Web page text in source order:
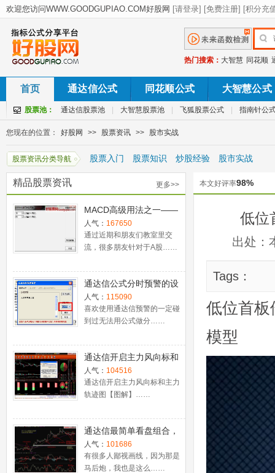
热门搜索： 大智慧 同花顺
首页 通达信公式 同花顺公式 大智慧公式
股票池： 通达信股票池 大智慧股票池 飞狐股票公式 指南针公
您现在的位置： 好股网 >> 股票资讯 >> 股市实战
股票资讯分类导航 股票入门 股票知识 炒股经验 股市实战
精品股票资讯 更多>>
MACD高级用法之一——
稳健买入法+2点卖出法
人气： 167650
通过近期和朋友们教室里交
流，很多朋友针对于A股……
通达信公式分时预警的设
置
人气： 115090
喜欢使用通达信预警的一定碰
到过无法用公式做分……
通达信开启主力风向标和
主力轨迹图【图解】
人气： 104516
通达信开启主力风向标和主力
轨迹图【图解】……
通达信最简单看盘组合，
抓强势股双头的超短线盈
利－－之五（均线战法找
心脏）
人气： 101686
有很多人鄙视画线，因为那是
马后炮，我也是这么……
本文好评率98%
低位
出处：
Tags：
低位首板
模型